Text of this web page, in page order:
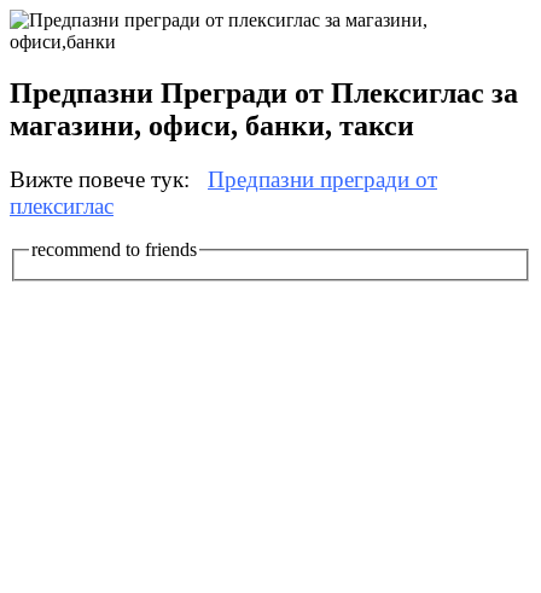
Предпазни Прегради от Плексиглас за
магазини, офиси, банки, такси
Вижте повече тук: Предпазни прегради от
плексиглас
recommend to friends